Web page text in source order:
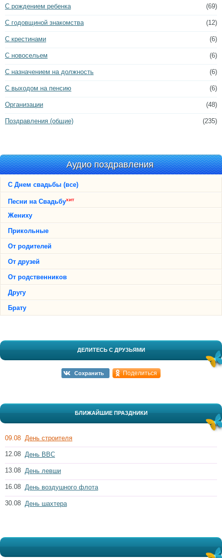
(69)
С рождением ребенка
(12)
С годовщиной знакомства
(6)
С крестинами
(6)
С новосельем
(6)
С назначением на должность
(6)
С выходом на пенсию
(48)
Организации
(235)
Поздравления (общие)
Аудио поздравления
С Днем свадьбы (все)
Песни на Свадьбухит
Жениху
Прикольные
От родителей
От друзей
От родственников
Другу
Брату
ДЕЛИТЕСЬ С ДРУЗЬЯМИ
Сохранить Поделиться
БЛИЖАЙШИЕ ПРАЗДНИКИ
09.08 День строителя
12.08 День ВВС
13.08 День левши
16.08 День воздушного флота
30.08 День шахтера